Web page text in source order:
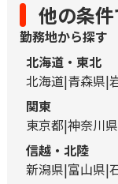
他の条
勤務地から探す
北海道・東北
北海道 青森県
関東
東京都 神奈川県
信越・北陸
新潟県 富山県